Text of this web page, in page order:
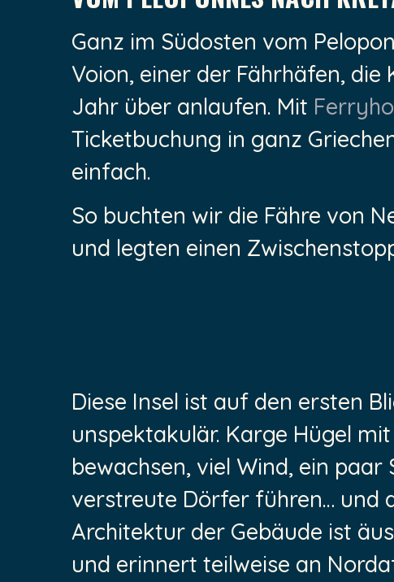
Ganz im Südosten vom
Voion, einer der Fährhäfen, die
Jahr über anlaufen. Mit
Ticketbuchung in ganz
einfach.
So buchten wir die Fähre von
und legten einen
Diese Insel ist auf den ersten
unspektakulär. Karge Hügel
bewachsen, viel Wind, ein paar
verstreute Dörfer führen… und
Architektur der Gebäude ist
und erinnert teilweise an